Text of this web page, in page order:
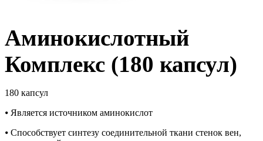
Аминокислотный
Комплекс (180 капсул)
180 капсул
⦁ Является источником аминокислот
⦁ Способствует синтезу соединительной ткани стенок вен,